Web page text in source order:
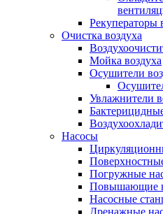
Рекуператоры
Очистка воздуха
Мойка воздуха
Осушители
Увлажнители
Насосы
Погружные
Повышающие
Насосные
Дренажные